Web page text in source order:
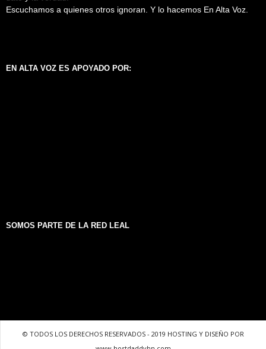
Escuchamos a quienes otros ignoran. Y lo hacemos En Alta Voz.
EN ALTA VOZ ES APOYADO POR:
SOMOS PARTE DE LA RED LEAL
© TODOS LOS DERECHOS RESERVADOS - 2019 HOSTING Y DISEÑO POR